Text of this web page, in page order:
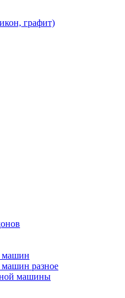
графит)
машин
разное
машины